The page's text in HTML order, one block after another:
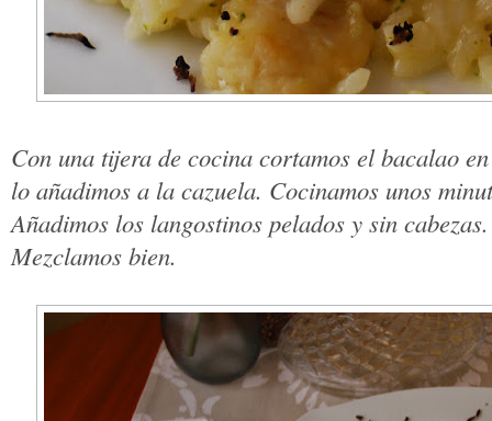
Con una tijera de cocina cortamos el bacalao
lo añadimos a la cazuela. Cocinamos unos
Añadimos los langostinos pelados y sin cabezas.
Mezclamos bien.